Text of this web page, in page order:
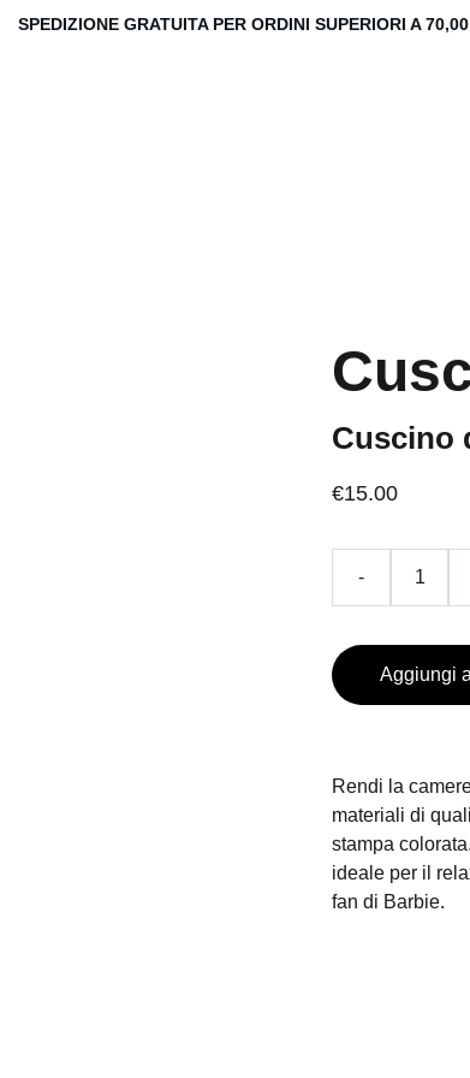
SPEDIZIONE GRATUITA PER ORDINI SUPERIORI A
Cuscino
€15.00
-
Aggiungi
Rendi la
materiali di
stampa
ideale per il
fan di Barbie.